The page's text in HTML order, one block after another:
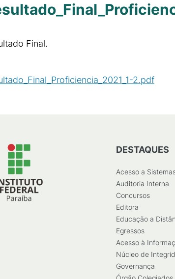
Final.
2.pdf
DESTAQUES
Acesso a
Auditoria Interna
Concursos
Editora
Educação a
Egressos
Acesso à
Núcleo de
Governança